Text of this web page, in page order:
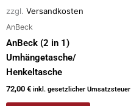
zzgl. Versandkosten
AnBeck
AnBeck (2 in 1)
Umhängetasche/
Henkeltasche
72,00 € inkl. gesetzlicher Umsatzsteuer